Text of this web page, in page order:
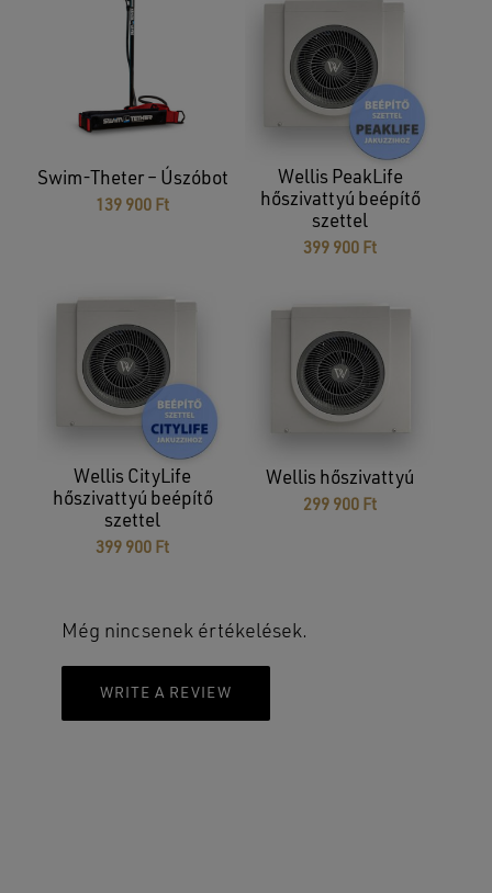
Nincsenek termékek a kosárban.
GO TO SHOP
Swim-Theter – Úszóbot
139 900 Ft
Wellis PeakLife
hőszivattyú beépítő
szettel
399 900 Ft
Wellis CityLife
hőszivattyú beépítő
szettel
399 900 Ft
Wellis hőszivattyú
299 900 Ft
Még nincsenek értékelések.
WRITE A REVIEW